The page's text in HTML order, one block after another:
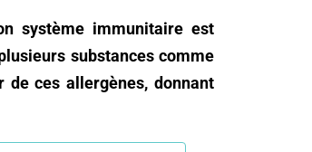
système immunitaire est
substances comme
ces allergènes, donnant